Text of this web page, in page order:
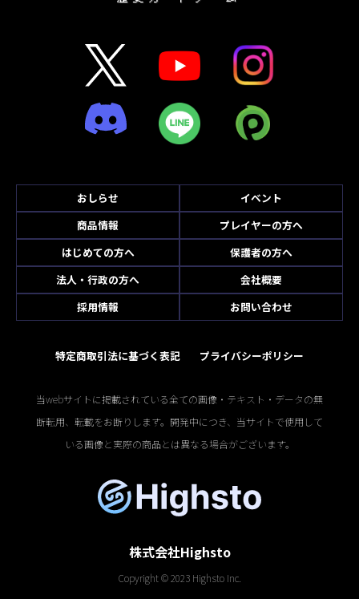
おしらせ
イベント
商品情報
プレイヤーの方へ
はじめての方へ
保護者の方へ
法人・行政の方へ
会社概要
採用情報
お問い合わせ
特定商取引法に基づく表記 プライバシーポリシー
当webサイトに掲載されている全ての画像・テキスト・データの無
断転用、転載をお断りします。開発中につき、当サイトで使用して
いる画像と実際の商品とは異なる場合がございます。
株式会社Highsto
Copyright © 2023 Highsto Inc.